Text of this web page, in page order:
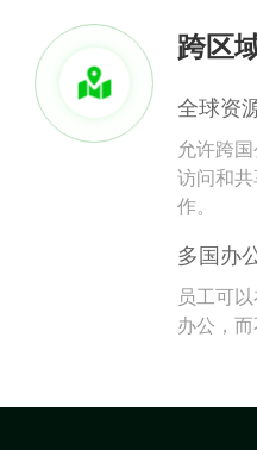
跨区
全球资
允许跨
访问和
作。
多国办
员工可
办公，而